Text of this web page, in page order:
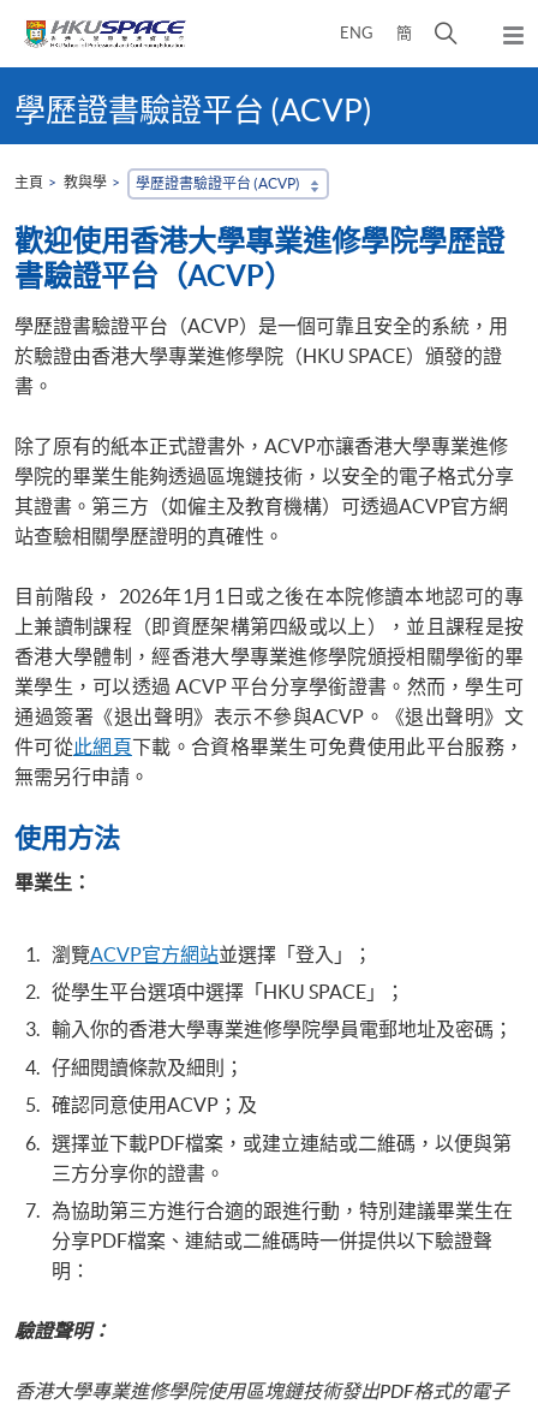
ENG 簡
開
彈
出
單
content
start學歷證書驗證平台 (ACVP)
主頁 教與學 學歷證書驗證平台 (ACVP)
歡迎使用香港大學專業進修學院學歷證
書驗證平台（ACVP）
學歷證書驗證平台（ACVP）是一個可靠且安全的系統，用
於驗證由香港大學專業進修學院（HKU SPACE）頒發的證
書。
除了原有的紙本正式證書外，ACVP亦讓香港大學專業進修
學院的畢業生能夠透過區塊鏈技術，以安全的電子格式分享
其證書。第三方（如僱主及教育機構）可透過ACVP官方網
站查驗相關學歷證明的真確性。
目前階段， 2026年1月1日或之後在本院修讀本地認可的專
上兼讀制課程（即資歷架構第四級或以上），並且課程是按
香港大學體制，經香港大學專業進修學院頒授相關學銜的畢
業學生，可以透過 ACVP 平台分享學銜證書。然而，學生可
通過簽署《退出聲明》表示不參與ACVP。《退出聲明》文
件可從此網頁下載。合資格畢業生可免費使用此平台服務，
無需另行申請。
使用方法
畢業生：
瀏覽ACVP官方網站並選擇「登入」；
從學生平台選項中選擇「HKU SPACE」；
輸入你的香港大學專業進修學院學員電郵地址及密碼；
仔細閱讀條款及細則；
確認同意使用ACVP；及
選擇並下載PDF檔案，或建立連結或二維碼，以便與第
三方分享你的證書。
為協助第三方進行合適的跟進行動，特別建議畢業生在
分享PDF檔案、連結或二維碼時一併提供以下驗證聲
明：
驗證聲明：
香港大學專業進修學院使用區塊鏈技術發出PDF格式的電子